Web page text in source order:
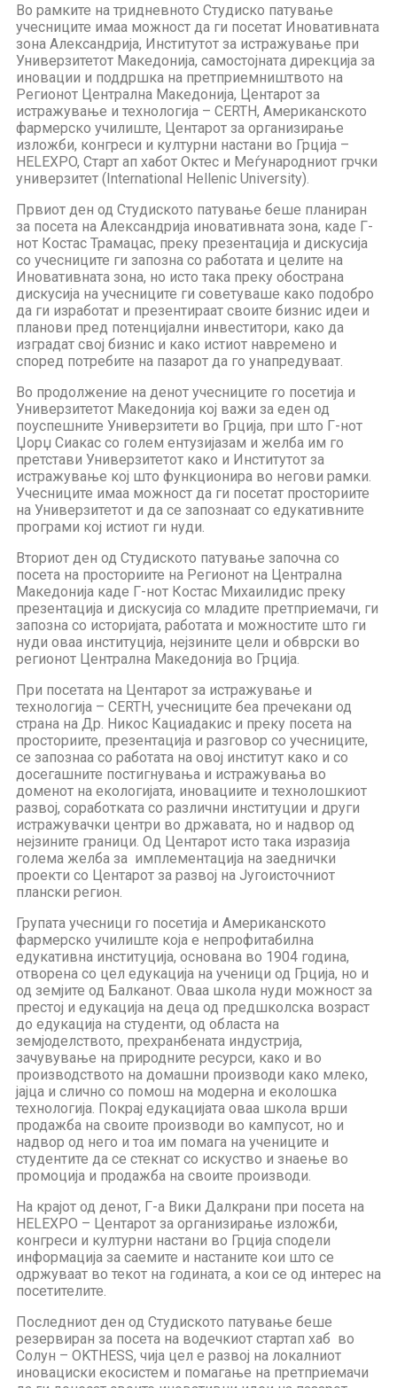
Во рамките на тридневното Студиско патување
учесниците имаа можност да ги посетат Иновативната
зона Александрија, Институтот за истражување при
Универзитетот Македонија, самостојната дирекција за
иновации и поддршка на претприемништвото на
Регионот Централна Македонија, Центарот за
истражување и технологија – CERTH, Американското
фармерско училиште, Центарот за организирање
изложби, конгреси и културни настани во Грција –
HELEXPO, Старт ап хабот Октес и Меѓународниот грчки
универзитет (International Hellenic University).
Првиот ден од Студиското патување беше планиран
за посета на Александрија иновативната зона, каде Г-
нот Костас Трамацас, преку презентација и дискусија
со учесниците ги запозна со работата и целите на
Иновативната зона, но исто така преку обострана
дискусија на учесниците ги советуваше како подобро
да ги изработат и презентираат своите бизнис идеи и
планови пред потенцијални инвеститори, како да
изградат свој бизнис и како истиот навремено и
според потребите на пазарот да го унапредуваат.
Во продолжение на денот учесниците го посетија и
Универзитетот Македонија кој важи за еден од
поуспешните Универзитети во Грција, при што Г-нот
Џорџ Сиакас со голем ентузијазам и желба им го
претстави Универзитетот како и Институтот за
истражување кој што функционира во негови рамки.
Учесниците имаа можност да ги посетат просториите
на Универзитетот и да се запознаат со едукативните
програми кој истиот ги нуди.
Вториот ден од Студиското патување започна со
посета на просториите на Регионот на Централна
Македонија каде Г-нот Костас Михаилидис преку
презентација и дискусија со младите претприемачи, ги
запозна со историјата, работата и можностите што ги
нуди оваа институција, нејзините цели и обврски во
регионот Централна Македонија во Грција.
При посетата на Центарот за истражување и
технологија – CERTH, учесниците беа пречекани од
страна на Др. Никос Кациадакис и преку посета на
просториите, презентација и разговор со учесниците,
се запознаа со работата на овој институт како и со
досегашните постигнувања и истражувања во
доменот на екологијата, иновациите и технолошкиот
развој, соработката со различни институции и други
истражувачки центри во државата, но и надвор од
нејзините граници. Од Центарот исто така изразија
голема желба за имплементација на заеднички
проекти со Центарот за развој на Југоисточниот
плански регион.
Групата учесници го посетија и Американското
фармерско училиште која е непрофитабилна
едукативна институција, основана во 1904 година,
отворена со цел едукација на ученици од Грција, но и
од земјите од Балканот. Оваа школа нуди можност за
престој и едукација на деца од предшколска возраст
до едукација на студенти, од областа на
земјоделството, прехранбената индустрија,
зачувување на природните ресурси, како и во
производството на домашни производи како млеко,
јајца и слично со помош на модерна и еколошка
технологија. Покрај едукацијата оваа школа врши
продажба на своите производи во кампусот, но и
надвор од него и тоа им помага на учениците и
студентите да се стекнат со искуство и знаење во
промоција и продажба на своите производи.
На крајот од денот, Г-а Вики Далкрани при посета на
HELEXPO – Центарот за организирање изложби,
конгреси и културни настани во Грција сподели
информација за саемите и настаните кои што се
одржуваат во текот на годината, а кои се од интерес на
посетителите.
Последниот ден од Студиското патување беше
резервиран за посета на водечкиот стартап хаб во
Солун – OKTHESS, чија цел е развој на локалниот
иновациски екосистем и помагање на претприемачи